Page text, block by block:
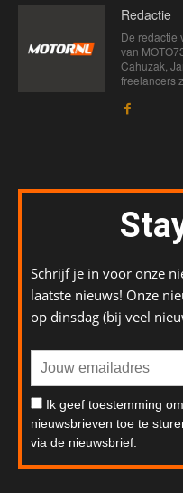
Redactie
De redactie
van
Cahuzak,
freelancers
Schrijf je in voor onze
laatste nieuws! Onze
op dinsdag (bij veel
Ik geef toestemming
nieuwsbrieven toe te
via de nieuwsbrief.